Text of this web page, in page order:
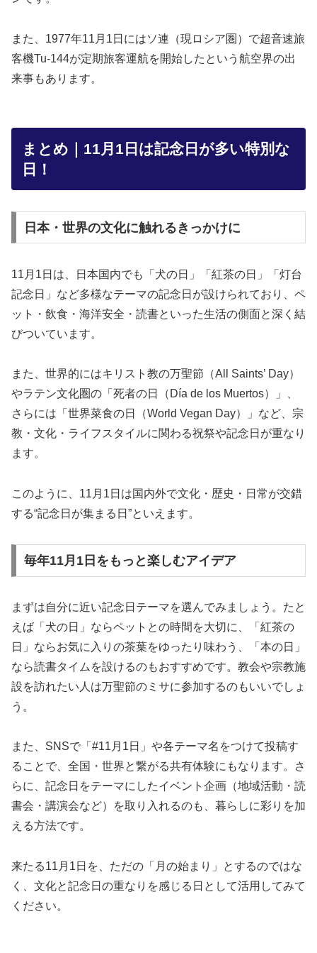
また、1977年11月1日にはソ連（現ロシア圏）で超音速旅
客機Tu-144が定期旅客運航を開始したという航空界の出
来事もあります。
まとめ｜11月1日は記念日が多い特別な
日！
日本・世界の文化に触れるきっかけに
11月1日は、日本国内でも「犬の日」「紅茶の日」「灯台
記念日」など多様なテーマの記念日が設けられており、ペ
ット・飲食・海洋安全・読書といった生活の側面と深く結
びついています。
また、世界的にはキリスト教の万聖節（All Saints’ Day）
やラテン文化圏の「死者の日（Día de los Muertos）」、
さらには「世界菜食の日（World Vegan Day）」など、宗
教・文化・ライフスタイルに関わる祝祭や記念日が重なり
ます。
このように、11月1日は国内外で文化・歴史・日常が交錯
する“記念日が集まる日”といえます。
毎年11月1日をもっと楽しむアイデア
まずは自分に近い記念日テーマを選んでみましょう。たと
えば「犬の日」ならペットとの時間を大切に、「紅茶の
日」ならお気に入りの茶葉をゆったり味わう、「本の日」
なら読書タイムを設けるのもおすすめです。教会や宗教施
設を訪れたい人は万聖節のミサに参加するのもいいでしょ
う。
また、SNSで「#11月1日」や各テーマ名をつけて投稿す
ることで、全国・世界と繋がる共有体験にもなります。さ
らに、記念日をテーマにしたイベント企画（地域活動・読
書会・講演会など）を取り入れるのも、暮らしに彩りを加
える方法です。
来たる11月1日を、ただの「月の始まり」とするのではな
く、文化と記念日の重なりを感じる日として活用してみて
ください。